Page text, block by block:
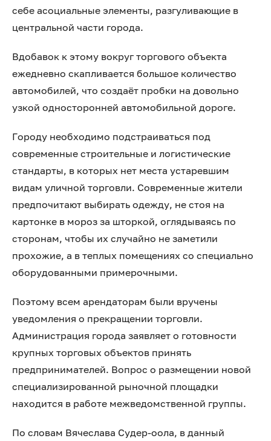
себе асоциальные элементы, разгуливающие в
центральной части города.
Вдобавок к этому вокруг торгового объекта
ежедневно скапливается большое количество
автомобилей, что создаёт пробки на довольно
узкой односторонней автомобильной дороге.
Городу необходимо подстраиваться под
современные строительные и логистические
стандарты, в которых нет места устаревшим
видам уличной торговли. Современные жители
предпочитают выбирать одежду, не стоя на
картонке в мороз за шторкой, оглядываясь по
сторонам, чтобы их случайно не заметили
прохожие, а в теплых помещениях со специально
оборудованными примерочными.
Поэтому всем арендаторам были вручены
уведомления о прекращении торговли.
Администрация города заявляет о готовности
крупных торговых объектов принять
предпринимателей. Вопрос о размещении новой
специализированной рыночной площадки
находится в работе межведомственной группы.
По словам Вячеслава Судер-оола, в данный